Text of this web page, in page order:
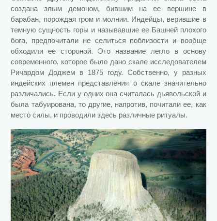
создана злым демоном, бившим на ее вершине в
барабан, порождая гром и молнии. Индейцы, верившие в
темную сущность горы и называвшие ее Башней плохого
бога, предпочитали не селиться поблизости и вообще
обходили ее стороной. Это название легло в основу
современного, которое было дано скале исследователем
Ричардом Доджем в 1875 году. Собственно, у разных
индейских племен представления о скале значительно
различались. Если у одних она считалась дьявольской и
была табуирована, то другие, напротив, почитали ее, как
место силы, и проводили здесь различные ритуалы.